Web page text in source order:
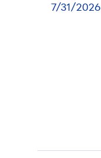
7/31/2026